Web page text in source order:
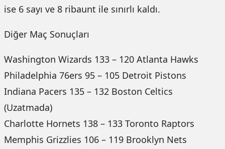
ise 6 sayı ve 8 ribaunt ile sınırlı kaldı.
Diğer Maç Sonuçları
Washington Wizards 133 – 120 Atlanta Hawks
Philadelphia 76ers 95 – 105 Detroit Pistons
Indiana Pacers 135 – 132 Boston Celtics
(Uzatmada)
Charlotte Hornets 138 – 133 Toronto Raptors
Memphis Grizzlies 106 – 119 Brooklyn Nets